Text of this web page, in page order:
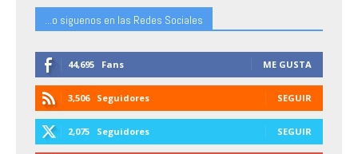
...o siguenos en las Redes Sociales
44,695 Fans ME GUSTA
3,506 Seguidores SEGUIR
2,075 Seguidores SEGUIR